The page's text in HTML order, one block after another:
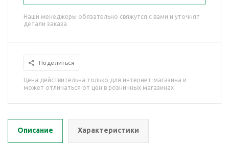
Наши менеджеры обязательно свяжутся с вами и уточнят
детали заказа
Поделиться
Цена действительна только для интернет-магазина и
может отличаться от цен в розничных магазинах
Описание Характеристики